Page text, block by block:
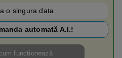
o singura data
automată A.I.!
funcționează